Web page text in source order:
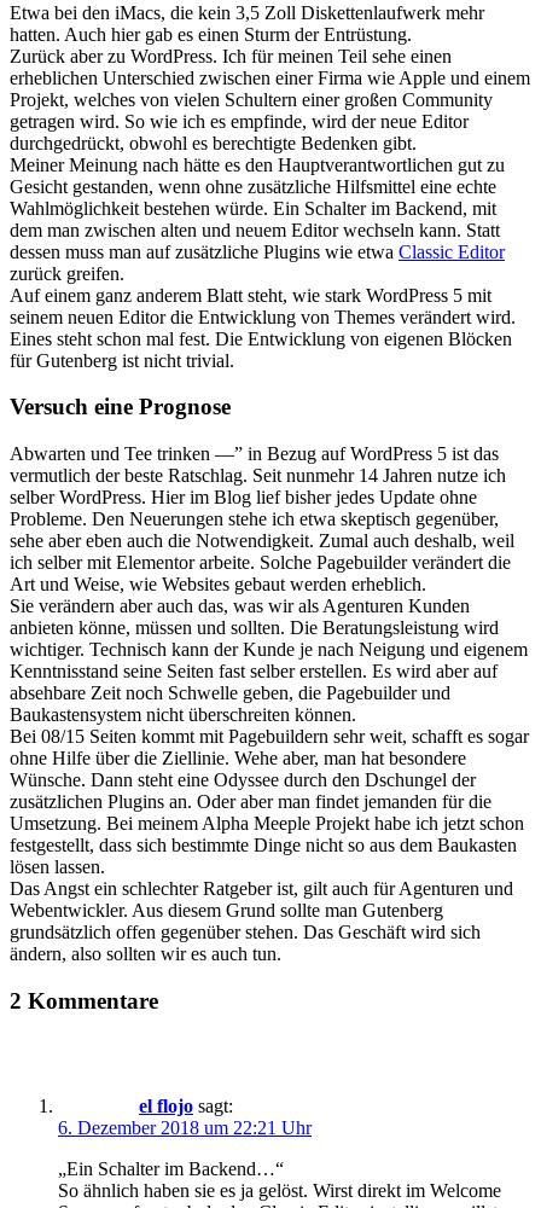
Etwa bei den iMacs, die kein 3,5 Zoll Diskettenlaufwerk mehr
hatten. Auch hier gab es einen Sturm der Entrüstung.
Zurück aber zu WordPress. Ich für meinen Teil sehe einen
erheblichen Unterschied zwischen einer Firma wie Apple und einem
Projekt, welches von vielen Schultern einer großen Community
getragen wird. So wie ich es empfinde, wird der neue Editor
durchgedrückt, obwohl es berechtigte Bedenken gibt.
Meiner Meinung nach hätte es den Hauptverantwortlichen gut zu
Gesicht gestanden, wenn ohne zusätzliche Hilfsmittel eine echte
Wahlmöglichkeit bestehen würde. Ein Schalter im Backend, mit
dem man zwischen alten und neuem Editor wechseln kann. Statt
dessen muss man auf zusätzliche Plugins wie etwa Classic Editor
zurück greifen.
Auf einem ganz anderem Blatt steht, wie stark WordPress 5 mit
seinem neuen Editor die Entwicklung von Themes verändert wird.
Eines steht schon mal fest. Die Entwicklung von eigenen Blöcken
für Gutenberg ist nicht trivial.
Versuch eine Prognose
Abwarten und Tee trinken —” in Bezug auf WordPress 5 ist das
vermutlich der beste Ratschlag. Seit nunmehr 14 Jahren nutze ich
selber WordPress. Hier im Blog lief bisher jedes Update ohne
Probleme. Den Neuerungen stehe ich etwa skeptisch gegenüber,
sehe aber eben auch die Notwendigkeit. Zumal auch deshalb, weil
ich selber mit Elementor arbeite. Solche Pagebuilder verändert die
Art und Weise, wie Websites gebaut werden erheblich.
Sie verändern aber auch das, was wir als Agenturen Kunden
anbieten könne, müssen und sollten. Die Beratungsleistung wird
wichtiger. Technisch kann der Kunde je nach Neigung und eigenem
Kenntnisstand seine Seiten fast selber erstellen. Es wird aber auf
absehbare Zeit noch Schwelle geben, die Pagebuilder und
Baukastensystem nicht überschreiten können.
Bei 08/15 Seiten kommt mit Pagebuildern sehr weit, schafft es sogar
ohne Hilfe über die Ziellinie. Wehe aber, man hat besondere
Wünsche. Dann steht eine Odyssee durch den Dschungel der
zusätzlichen Plugins an. Oder aber man findet jemanden für die
Umsetzung. Bei meinem Alpha Meeple Projekt habe ich jetzt schon
festgestellt, dass sich bestimmte Dinge nicht so aus dem Baukasten
lösen lassen.
Das Angst ein schlechter Ratgeber ist, gilt auch für Agenturen und
Webentwickler. Aus diesem Grund sollte man Gutenberg
grundsätzlich offen gegenüber stehen. Das Geschäft wird sich
ändern, also sollten wir es auch tun.
2 Kommentare
el flojo sagt:
6. Dezember 2018 um 22:21 Uhr
„Ein Schalter im Backend…“
So ähnlich haben sie es ja gelöst. Wirst direkt im Welcome